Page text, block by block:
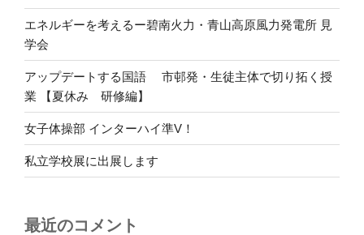
エネルギーを考えるー碧南火力・青山高原風力発電所 見
学会
アップデートする国語 市邨発・生徒主体で切り拓く授
業 【夏休み 研修編】
女子体操部 インターハイ準V！
私立学校展に出展します
最近のコメント